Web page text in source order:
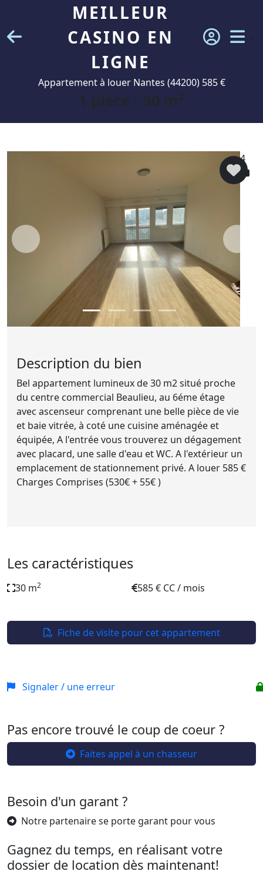
MEILLEUR
CASINO EN
LIGNE
Appartement à louer Nantes (44200) 585 €
1 pièce - 30 m²
4
Description du bien
Bel appartement lumineux de 30 m2 situé proche
du centre commercial Beaulieu, au 6éme étage
avec ascenseur comprenant une belle pièce de vie
et baie vitrée, à coté une cuisine aménagée et
équipée, A l'entrée vous trouverez un dégagement
avec placard, une salle d'eau et WC. A l'extérieur un
emplacement de stationnement privé. A louer 585 €
Charges Comprises (530€ + 55€ )
Les caractéristiques
30 m2 585 € CC / mois
Fiche de visite pour cet appartement
Signaler / une erreur
Pas encore trouvé le coup de coeur ?
Faites appel à un chasseur
Besoin d'un garant ?
Notre partenaire se porte garant pour vous
Gagnez du temps, en réalisant votre
dossier de location dès maintenant!